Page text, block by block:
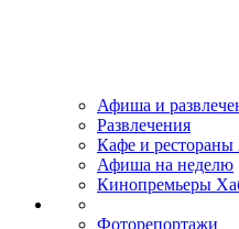
Афиша и
Развлечения
Кафе и рестораны
Афиша на неделю
Кинопремьеры
Фоторепортажи